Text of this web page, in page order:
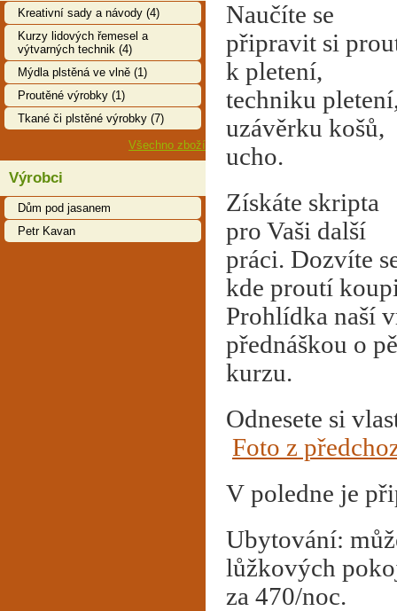
Kreativní sady a návody (4)
Kurzy lidových řemesel a
výtvarných technik (4)
Mýdla plstěná ve vlně (1)
Proutěné výrobky (1)
Tkané či plstěné výrobky (7)
Všechno zboží
Výrobci
Dům pod jasanem
Petr Kavan
Naučíte se
připravit si
k pletení,
techniku
uzávěrku košů,
ucho.
Získáte skripta
pro Vaši další
práci. Dozvíte
kde proutí
Prohlídka naší
přednáškou o
kurzu.
Odnesete si
Foto z
V poledne je
Ubytování:
lůžkových
za 470/noc.